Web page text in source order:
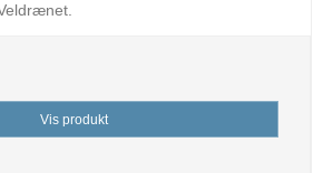
Vis produkt